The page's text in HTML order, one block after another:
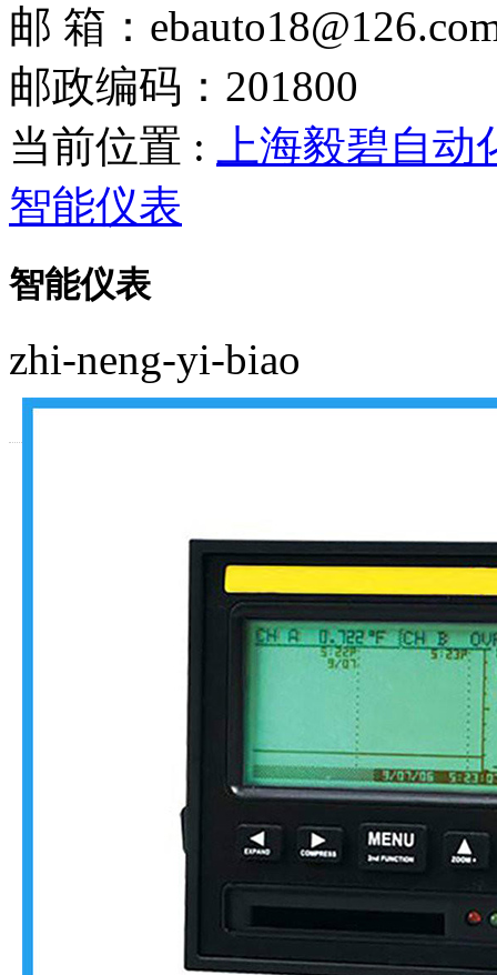
邮 箱：
邮政编码：201800
当前位置 :
上海毅碧自
智能仪表
智能仪表
zhi-neng-yi-biao